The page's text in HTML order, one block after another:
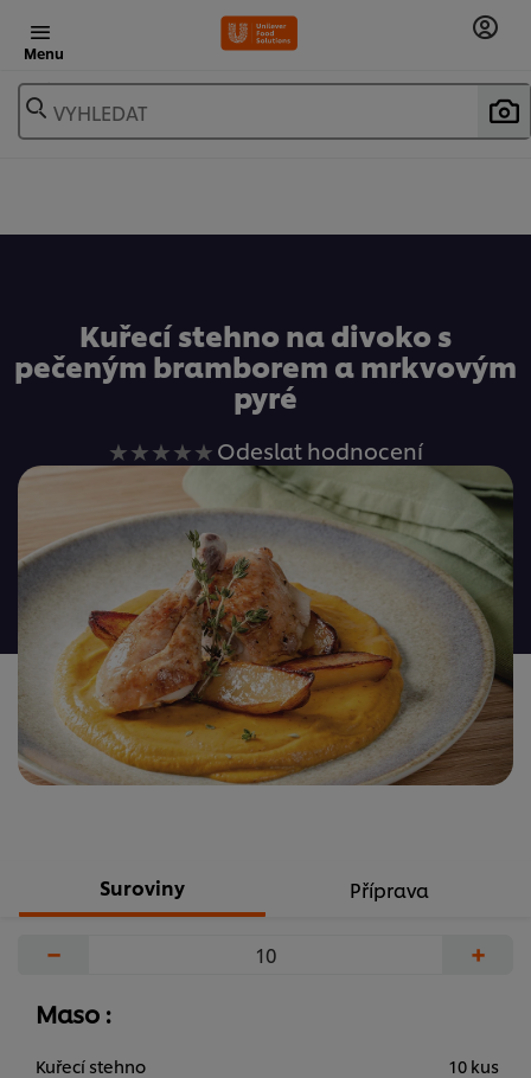
Menu
VYHLEDAT
Kuřecí stehno na divoko s
pečeným bramborem a mrkvovým
pyré
Pro
tuto
recipe
nebyla
odeslána
žádná
hodnocení
Odeslat hodnocení
Suroviny Příprava
− +
Maso :
Kuřecí stehno
10 kus